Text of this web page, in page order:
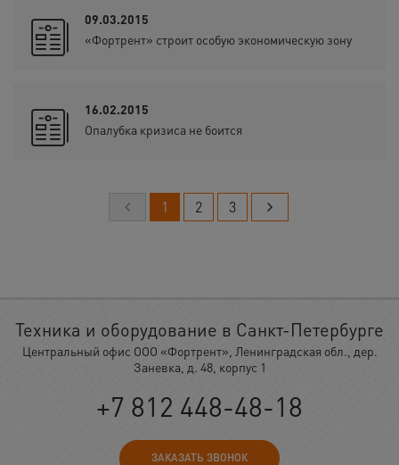
09.03.2015
«Фортрент» строит особую экономическую зону
16.02.2015
Опалубка кризиса не боится
1 2 3
Техника и оборудование в Санкт-Петербурге
Центральный офис ООО «Фортрент», Ленинградская обл., дер.
Заневка, д. 48, корпус 1
+7 812 448-48-18
ЗАКАЗАТЬ ЗВОНОК